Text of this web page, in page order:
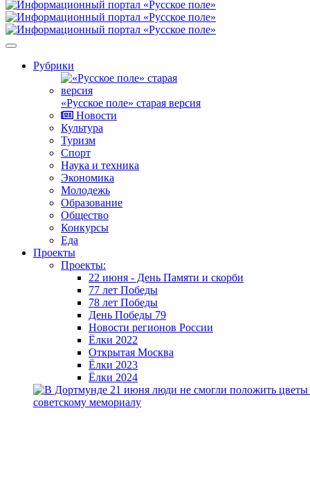
Рубрики
«Русское поле» старая версия
Новости
Культура
Туризм
Спорт
Наука и техника
Экономика
Молодежь
Образование
Общество
Конкурсы
Еда
Проекты
Проекты:
22 июня - День Памяти и скорби
77 лет Победы
78 лет Победы
День Победы 79
Новости регионов России
Ёлки 2022
Открытая Москва
Ёлки 2023
Ёлки 2024